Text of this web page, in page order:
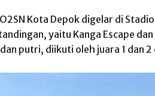
Kota Depok digelar di
yaitu Kanga Escape
putri, diikuti oleh juara 1 dan